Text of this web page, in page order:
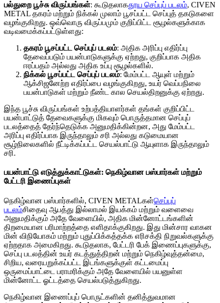
பல்துறை பூச்சு விருப்பங்கள்: கூடுதலாகதூய செப்புப் படலம், CIVEN
METAL தகரம் மற்றும் நிக்கல் முலாம் பூசப்பட்ட செப்புத் தகடுகளை
வழங்குகிறது. ஒவ்வொரு விருப்பமும் குறிப்பிட்ட சூழல்களுக்காக
வடிவமைக்கப்பட்டுள்ளது:
தகரம் பூசப்பட்ட செப்புப் படலம்: அதிக அரிப்பு எதிர்ப்பு
தேவைப்படும் பயன்பாடுகளுக்கு ஏற்றது, குறிப்பாக அதிக
ஈரப்பதம் அல்லது அதிக உப்பு சூழல்களில்.
நிக்கல் பூசப்பட்ட செப்புப் படலம்: மேம்பட்ட ஆயுள் மற்றும்
ஆக்சிஜனேற்ற எதிர்ப்பை வழங்குகிறது, உயர் வெப்பநிலை
பயன்பாடுகள் மற்றும் நீண்ட கால செயல்திறனுக்கு ஏற்றது.
இந்த பூச்சு விருப்பங்கள் உற்பத்தியாளர்கள் தங்கள் குறிப்பிட்ட
பயன்பாட்டுத் தேவைகளுக்கு மிகவும் பொருத்தமான செப்புப்
படலத்தைத் தேர்ந்தெடுக்க அனுமதிக்கின்றன, அது மேம்பட்ட
அரிப்பு எதிர்ப்பாக இருந்தாலும் சரி அல்லது கடுமையான
சூழ்நிலைகளில் நீட்டிக்கப்பட்ட செயல்பாட்டு ஆயுளாக இருந்தாலும்
சரி.
பயன்பாட்டு எடுத்துக்காட்டுகள்: நெகிழ்வான பஸ்பார்கள் மற்றும்
பேட்டரி இணைப்புகள்
நெகிழ்வான பஸ்பார்களில், CIVEN METALகள்செப்புப்
படலம்சிதைவு ஆபத்து இல்லாமல் இயக்கம் மற்றும் வளைவை
அனுமதிக்கும் அதே வேளையில், அதிக மின்னோட்டங்களின்
திறமையான பரிமாற்றத்தை எளிதாக்குகிறது. இது மின்சார வாகன
மின் விநியோகம் மற்றும் புதுப்பிக்கத்தக்க எரிசக்தி நிறுவல்களுக்கு
ஏற்றதாக அமைகிறது. கூடுதலாக, பேட்டரி பேக் இணைப்புகளுக்கு,
செப்பு படலத்தின் உயர் கடத்துத்திறன் மற்றும் நெகிழ்வுத்தன்மை,
சிறிய, வரையறுக்கப்பட்ட இடங்களுக்குள் கட்டமைப்பு
ஒருமைப்பாட்டை பராமரிக்கும் அதே வேளையில் பயனுள்ள
மின்னோட்ட ஓட்டத்தை செயல்படுத்துகிறது.
நெகிழ்வான இணைப்புப் பொருட்களின் தனித்துவமான